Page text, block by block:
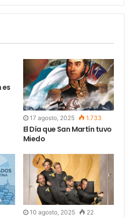
González y Raúl López Rossi,
a viernes a las 20 horas
20.30 horas Domingos a las
Alvear, Av. Corrientes
17 agosto, 2025 1.733
El Día que San Martín tuvo
Miedo
10 agosto, 2025 22